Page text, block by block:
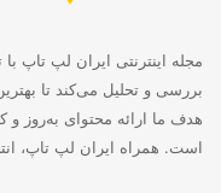
مجله اینترنتی ایران لپ تاپ
بررسی و تحلیل می‌کند تا
هدف ما ارائه محتوای به‌روز و
است. همراه ایران لپ تاپ،